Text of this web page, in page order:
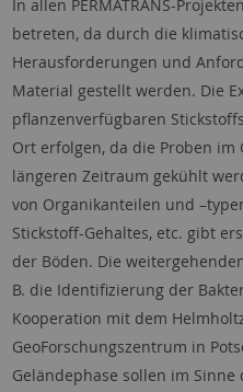
In allen PERMATRANS-
betreten, da durch die
Herausforderungen und
Material gestellt werden. Die
pflanzenverfügbaren
Ort erfolgen, da die Proben
längeren Zeitraum gekühlt
von Organikanteilen und
Stickstoff-Gehaltes, etc. gibt
der Böden. Die
B. die Identifizierung der
Kooperation mit dem
GeoForschungszentrum in
Geländephase sollen im